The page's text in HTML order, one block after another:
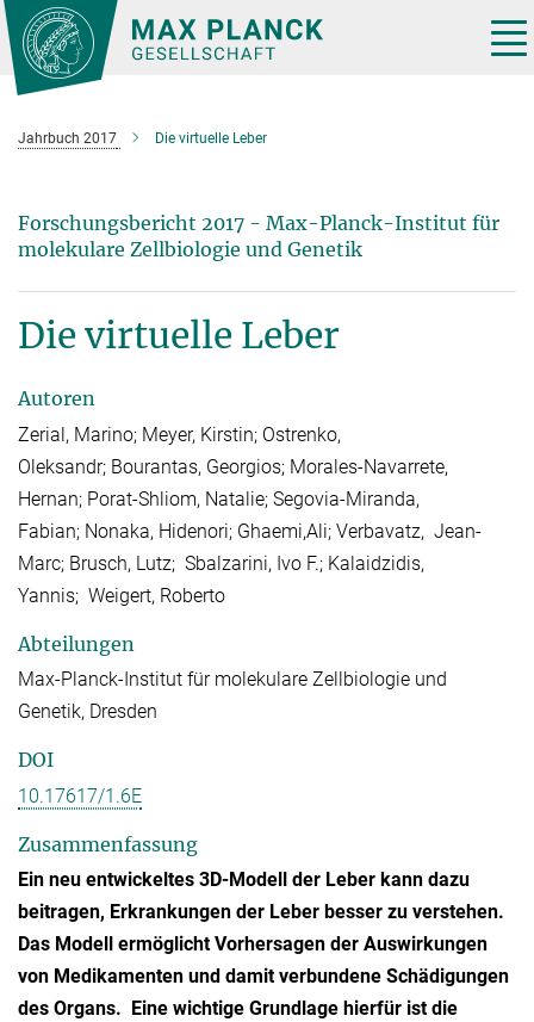
Hauptinhalt
Jahrbuch 2017 Die virtuelle Leber
Forschungsbericht 2017 - Max-Planck-Institut für
molekulare Zellbiologie und Genetik
Die virtuelle Leber
Autoren
Zerial, Marino; Meyer, Kirstin; Ostrenko,
Oleksandr; Bourantas, Georgios; Morales-Navarrete,
Hernan; Porat-Shliom, Natalie; Segovia-Miranda,
Fabian; Nonaka, Hidenori; Ghaemi,Ali; Verbavatz, Jean-
Marc; Brusch, Lutz; Sbalzarini, Ivo F.; Kalaidzidis,
Yannis; Weigert, Roberto
Abteilungen
Max-Planck-Institut für molekulare Zellbiologie und
Genetik, Dresden
DOI
10.17617/1.6E
Zusammenfassung
Ein neu entwickeltes 3D-Modell der Leber kann dazu
beitragen, Erkrankungen der Leber besser zu verstehen.
Das Modell ermöglicht Vorhersagen der Auswirkungen
von Medikamenten und damit verbundene Schädigungen
des Organs. Eine wichtige Grundlage hierfür ist die